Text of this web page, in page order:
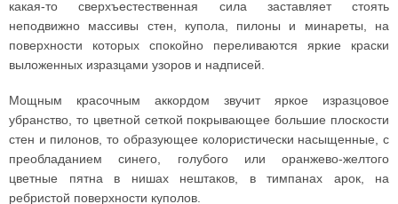
какая-то сверхъестественная сила заставляет стоять
неподвижно массивы стен, купола, пилоны и минареты, на
поверхности которых спокойно переливаются яркие краски
выложенных изразцами узоров и надписей.
Мощным красочным аккордом звучит яркое изразцовое
убранство, то цветной сеткой покрывающее большие плоскости
стен и пилонов, то образующее колористически насыщенные, с
преобладанием синего, голубого или оранжево-желтого
цветные пятна в нишах нештаков, в тимпанах арок, на
ребристой поверхности куполов.